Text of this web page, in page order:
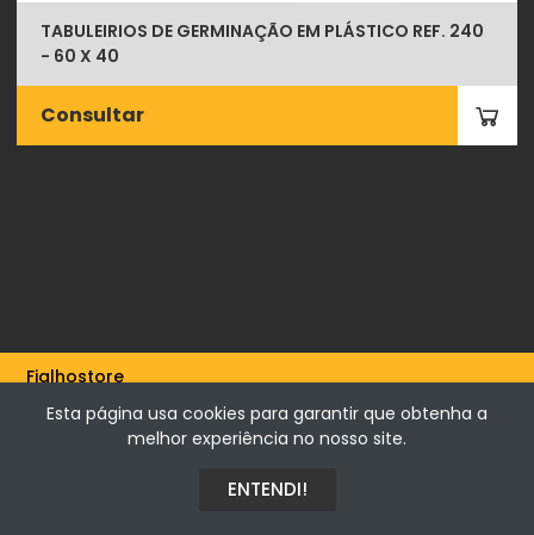
TABULEIRIOS DE GERMINAÇÃO EM PLÁSTICO REF. 240
- 60 X 40
Consultar
Fialhostore
Fialho & Irmão,Lda. | Horta de Barreiros 7005-208 Évora -
Portugal | NIF 500115206
Esta página usa cookies para garantir que obtenha a
melhor experiência no nosso site.
ENTENDI!